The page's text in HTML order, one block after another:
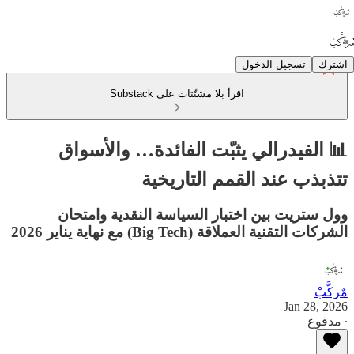
اشترك تسجيل الدخول
اقرأ بلا مشتّتات على Substack
📊 الفيدرالي يثبّت الفائدة… والأسواق
تتذبذب عند القمم التاريخية
وول ستريت بين اختبار السياسة النقدية وامتحان
الشركات التقنية العملاقة (Big Tech) مع نهاية يناير 2026
مٌركَّبْ
Jan 28, 2026
∙ مدفوع